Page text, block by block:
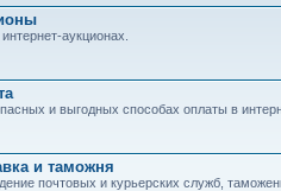
аукционах.
и выгодных способах оплаты в
и таможня
почтовых и курьерских служб,